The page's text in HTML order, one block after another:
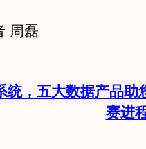
周磊
统，五大数据产品助
赛进